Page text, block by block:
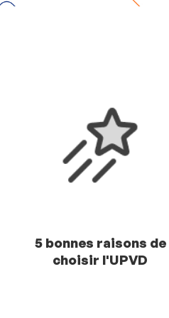
5 bonnes raisons de
choisir l'UPVD